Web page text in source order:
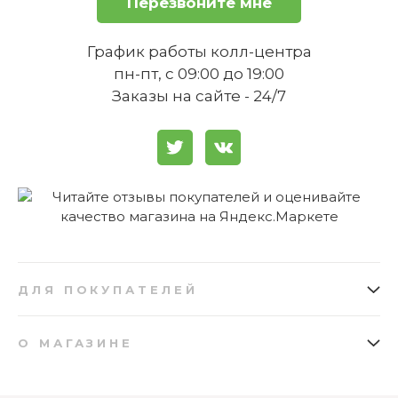
Можно ли мыть стеклянный
кувшин в посудомоечной машине?
Какая оптимальная температура
График работы колл-центра
пн-пт, с 09:00 до 19:00
Заказы на сайте - 24/7
ДЛЯ ПОКУПАТЕЛЕЙ
О МАГАЗИНЕ